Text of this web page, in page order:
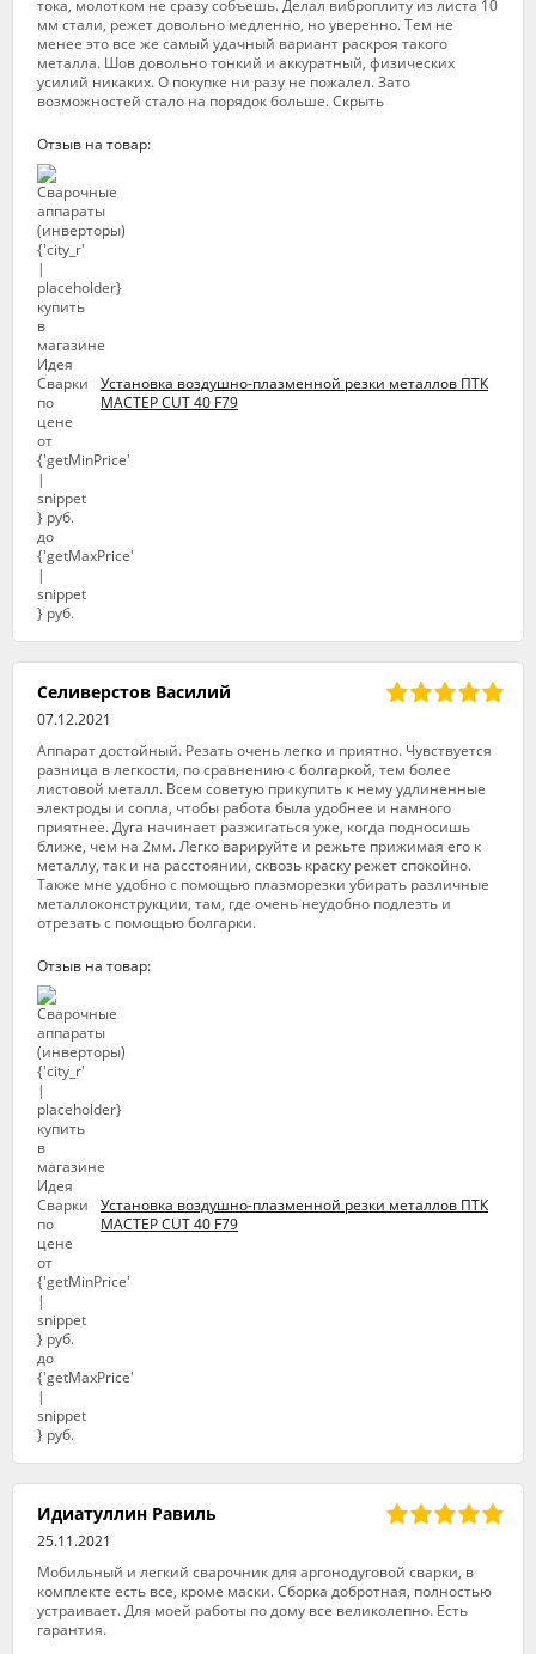
тока, молотком не сразу собъешь. Делал виброплиту из листа 10
мм стали, режет довольно медленно, но уверенно. Тем не
менее это все же самый удачный вариант раскроя такого
металла. Шов довольно тонкий и аккуратный, физических
усилий никаких. О покупке ни разу не пожалел. Зато
возможностей стало на порядок больше. Скрыть
Отзыв на товар:
Установка воздушно-плазменной резки металлов ПТК
МАСТЕР CUT 40 F79
Селиверстов Василий
07.12.2021
Аппарат достойный. Резать очень легко и приятно. Чувствуется
разница в легкости, по сравнению с болгаркой, тем более
листовой металл. Всем советую прикупить к нему удлиненные
электроды и сопла, чтобы работа была удобнее и намного
приятнее. Дуга начинает разжигаться уже, когда подносишь
ближе, чем на 2мм. Легко варируйте и режьте прижимая его к
металлу, так и на расстоянии, сквозь краску режет спокойно.
Также мне удобно с помощью плазморезки убирать различные
металлоконструкции, там, где очень неудобно подлезть и
отрезать с помощью болгарки.
Отзыв на товар:
Установка воздушно-плазменной резки металлов ПТК
МАСТЕР CUT 40 F79
Идиатуллин Равиль
25.11.2021
Мобильный и легкий сварочник для аргонодуговой сварки, в
комплекте есть все, кроме маски. Сборка добротная, полностью
устраивает. Для моей работы по дому все великолепно. Есть
гарантия.